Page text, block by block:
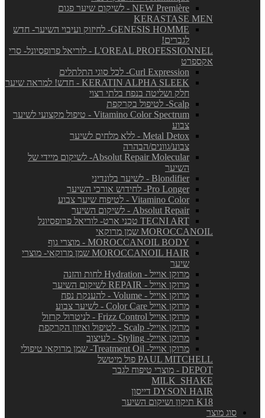
NEW Première - לשיקום שיער פגום
KERASTASE MEN
GENESIS HOMME- לחיזוק ועיבוי השיער- חדש
לגברים!
L'OREAL PROFESSIONNEL - לוריאל פרופסיונל- סרי
אקספרט
Curl Expression- לכל סוגי התלתלים
KERATIN ALPHA SLEEK - חדש! למראה שיער
חלק ושליטה בנפח בלתי רצוי
Scalp- לטיפול בקרקפת
Vitamino Color Spectrum - טיפול מקצועי לשיער
צבוע
Metal Detox - ללא מלחים לשיער
צבוע/גוונים/הבהרה
Absolut Repair Molecular- לשיקום מיידי של
השיער
Blondifier - לשיער בלונדיני
Pro Longer- לחידוש אורכי השיער
Vitamino Color - לטיפוח שיער צבוע
Absolut Repair - לשיקום השיער
TECNI ART טכני ארט- לוריאל פרופסיונל
MOROCCANOIL שמן מרוקאי
MOROCCANOIL BODY - מוצרי גוף
MOROCCANOIL HAIR שמן מרוקאי- מוצרי
שיער
מרוקן אוייל - Hydration לחות והזנה
מרוקן אוייל - REPAIR לשיקום השיער
מרוקן אוייל - Volume - להענקת נפח
מרוקן אוייל Color Care - לשיער צבוע
מרוקן אוייל Frizz Control - לניטרול קרזול
מרוקן אוייל- Scalp - לטיפול ואיזון הקרקפת
מרוקן אוייל- Styling - לעיצוב
מרוקן אוייל- Treatment Oil- שמן מרוקאי טיפולי
PAUL MITCHELL פול מיטשל
DEPOT - מוצרי טיפוח לגבר
MILK_SHAKE
DYSON HAIR דייסון
K18 תיקון ושיקום השיער
סוג מוצר